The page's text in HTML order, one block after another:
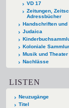
VD 17
Zeitungen,
Adressbücher
Handschriften und
Judaica
Koloniale
Musik und Theater
Nachlässe
LISTEN
Neuzugänge
Titel